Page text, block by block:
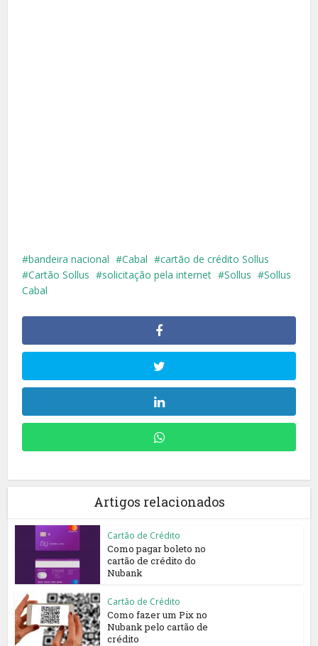
bandeira nacional Cabal
cartão de crédito Sollus
Cartão Sollus
solicitação pela internet Sollus
Sollus
Cabal
Artigos relacionados
Cartão de Crédito
Como pagar boleto no
cartão de crédito do
Nubank
Cartão de Crédito
Como fazer um Pix no
Nubank pelo cartão de
crédito